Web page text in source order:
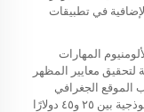
في تطبيقات
المهارات
لتحقيق معايير المظهر
الموقع الجغرافي
وتعقيد المشروع، حيث تتراوح تكاليف التركيب النموذجية بين ٢٥ و٤٥ دولارًا